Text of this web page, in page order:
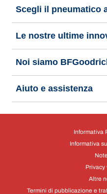
Scegli il pneumatico
Le nostre ultime
Noi siamo
Aiuto e assistenza
Informativa
Informativa
Privacy
Altre
Termini di pubblicazione e